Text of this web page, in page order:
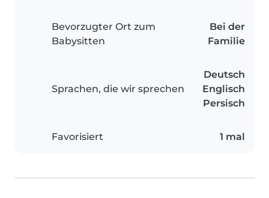
Bevorzugter Ort zum
Babysitten
Bei der
Familie
Sprachen, die wir sprechen
Deutsch
Englisch
Persisch
Favorisiert 1 mal